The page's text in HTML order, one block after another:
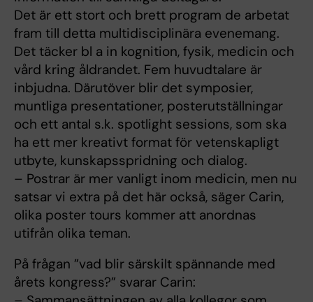
Det är ett stort och brett program de arbetat
fram till detta multidisciplinära evenemang.
Det täcker bl a in kognition, fysik, medicin och
vård kring åldrandet. Fem huvudtalare är
inbjudna. Därutöver blir det symposier,
muntliga presentationer, posterutställningar
och ett antal s.k. spotlight sessions, som ska
ha ett mer kreativt format för vetenskapligt
utbyte, kunskapsspridning och dialog.
– Postrar är mer vanligt inom medicin, men nu
satsar vi extra på det här också, säger Carin,
olika poster tours kommer att anordnas
utifrån olika teman.
På frågan ”vad blir särskilt spännande med
årets kongress?” svarar Carin: